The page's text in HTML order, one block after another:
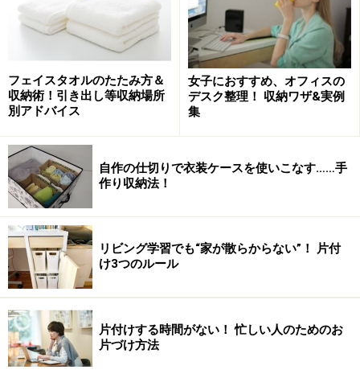
まだ着られるのに勿体ないと思う気持ちよりも、服装で
自分のイメージを損ねてしまう方が勿体ないという考え
方に切り替えてスパっと処分してください。
パンツはスタイル重視
タックがたっぷりととられたパンツは、ダブつきが野暮っ
たくなるからお払い箱。
パンツは物理的な問題が見えたときこそリストラです。
その物理的という意味は、
フェイスタオルのたたみ方＆
収納術！引き出し等収納場所
別アドバイス
女子におすすめ、オフィスの
デスク整理！ 収納ワザ&実例
集
自作の仕切りで衣装ケースを使いこなす……手
作り収納法！
リビング学習でも“家が散らからない”！ 片付
け3つのルール
片付けする時間がない！ 忙しい人のためのお
片づけ方法